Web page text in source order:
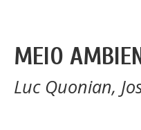
MEIO
Luc Quonian,